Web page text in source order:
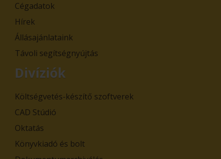
Cégadatok
Hírek
Állásajánlataink
Távoli segítségnyújtás
Divíziók
Költségvetés-készítő szoftverek
CAD Stúdió
Oktatás
Könyvkiadó és bolt